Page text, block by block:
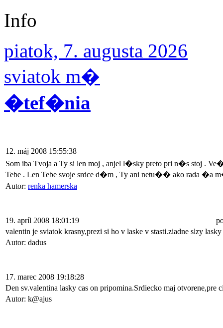
Info
piatok, 7. augusta 2026
sviatok m�
�tef�nia
12. máj 2008 15:55:38
Som iba Tvoja a Ty si len moj , anjel l�sky preto pri n�s stoj
Tebe . Len Tebe svoje srdce d�m , Ty ani netu�� ako rada �a
Autor: renka hamerska
19. apríl 2008 18:01:19
valentin je sviatok krasny,prezi si ho v laske v stasti.ziadne slzy
Autor: dadus
17. marec 2008 19:18:28
Den sv.valentina lasky cas on pripomina.Srdiecko maj
Autor: k@ajus